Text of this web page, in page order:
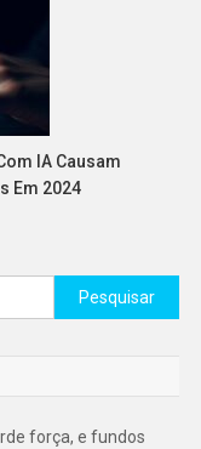
IA Causam
Em 2024
Pesquisar
por:
força, e fundos